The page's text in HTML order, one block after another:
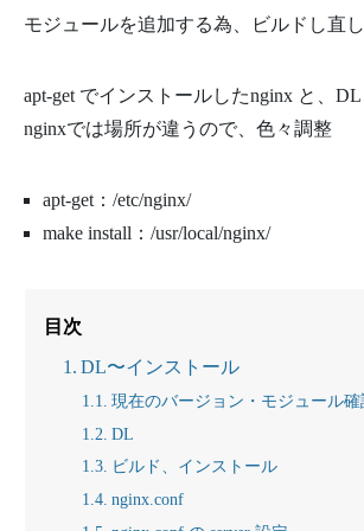
モジュールを追加する為、ビルドし直し
apt-get でインストールしたnginx と、
nginxでは場所が違うので、色々調整
apt-get：/etc/nginx/
make install：/usr/local/nginx/
目次
DL〜インストール
現在のバージョン・モジュール確
DL
ビルド、インストール
nginx.conf